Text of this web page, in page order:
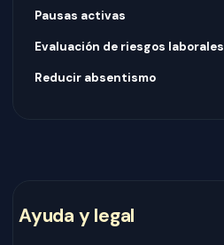
Pausas activas
Evaluación de riesgos laborales
Reducir absentismo
Ayuda y legal